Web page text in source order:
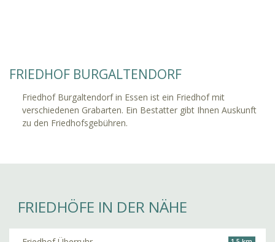
FRIEDHOF BURGALTENDORF
Friedhof Burgaltendorf in Essen ist ein Friedhof mit
verschiedenen Grabarten. Ein Bestatter gibt Ihnen Auskunft
zu den Friedhofsgebühren.
FRIEDHÖFE IN DER NÄHE